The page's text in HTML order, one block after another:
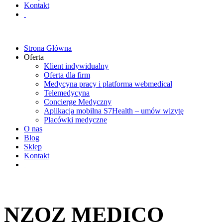
Kontakt
Strona Główna
Oferta
Klient indywidualny
Oferta dla firm
Medycyna pracy i platforma webmedical
Telemedycyna
Concierge Medyczny
Aplikacja mobilna S7Health – umów wizytę
Placówki medyczne
O nas
Blog
Sklep
Kontakt
NZOZ MEDICO